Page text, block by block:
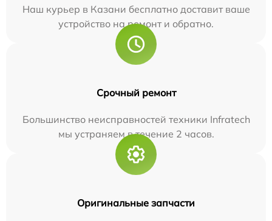
Наш курьер в Казани бесплатно доставит ваше
устройство на ремонт и обратно.
Срочный ремонт
Большинство неисправностей техники Infratech
мы устраняем в течение 2 часов.
Оригинальные запчасти